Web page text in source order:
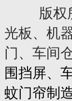
版权
光板、机
门、车间
围挡屏、
蚊门帘制